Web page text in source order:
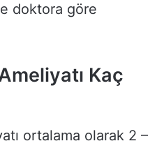
doktora göre
Kaç
ortalama olarak 2 –